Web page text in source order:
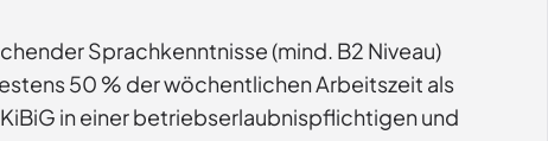
Sprachkenntnisse (mind. B2 Niveau)
50 % der wöchentlichen Arbeitszeit als
in einer betriebserlaubnispflichtigen und